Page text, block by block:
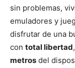
sin problemas,
emuladores y
disfrutar de una
con total libertad
metros del